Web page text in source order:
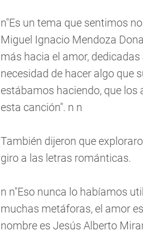
n"Es un tema que sentimos
Miguel Ignacio Mendoza
más hacia el amor,
necesidad de hacer algo que
estábamos haciendo, que
esta canción". n n
También dijeron que
giro a las letras románticas.
n n"Eso nunca lo habíamos
muchas metáforas, el amor
nombre es Jesús Alberto